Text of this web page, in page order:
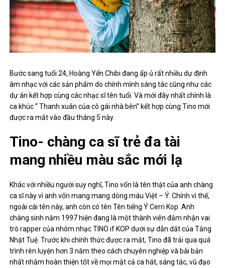
Bước sang tuổi 24, Hoàng Yến Chibi đang ấp ủ rất nhiều dự định
âm nhạc với các sản phẩm do chính mình sáng tác cũng như các
dự án kết hợp cùng các nhạc sĩ tên tuổi. Và mới đây nhất chính là
ca khúc “ Thanh xuân của cô gái nhà bên” kết hợp cùng Tino mới
được ra mắt vào đầu tháng 5 này.
Tino- chàng ca sĩ trẻ đa tài
mang nhiều màu sắc mới lạ
Khác với nhiều người suy nghĩ, Tino vốn là tên thật của anh chàng
ca sĩ này vì anh vốn mang mang dòng máu Việt – Ý. Chính vì thế,
ngoài cái tên này, anh còn có tên Tên tiếng Ý Cerri Kop. Anh
chàng sinh năm 1997 hiện đang là một thành viên đảm nhận vai
trò rapper của nhóm nhạc TINO if KOP dưới sự dẫn dắt của Tăng
Nhật Tuệ. Trước khi chính thức được ra mắt, Tino đã trải qua quá
trình rèn luyện hơn 3 năm theo cách chuyên nghiệp và bài bản
nhất nhằm hoàn thiện tốt về mọi mặt cả ca hát, sáng tác, vũ đạo